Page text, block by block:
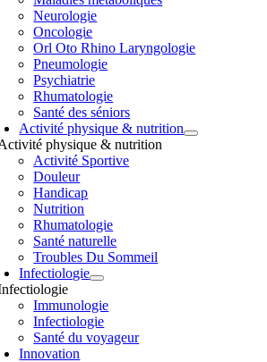
Neurologie
Oncologie
Orl Oto Rhino Laryngologie
Pneumologie
Psychiatrie
Rhumatologie
Santé des séniors
Activité physique & nutrition
physique & nutrition
Activité Sportive
Douleur
Handicap
Nutrition
Rhumatologie
Santé naturelle
Troubles Du Sommeil
Infectiologie
Immunologie
Infectiologie
Santé du voyageur
Innovation